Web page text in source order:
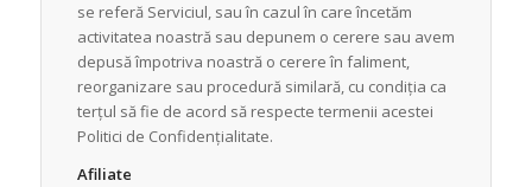
se referă Serviciul, sau în cazul în care încetăm
activitatea noastră sau depunem o cerere sau avem
depusă împotriva noastră o cerere în faliment,
reorganizare sau procedură similară, cu condiția ca
terțul să fie de acord să respecte termenii acestei
Politici de Confidențialitate.
Afiliate